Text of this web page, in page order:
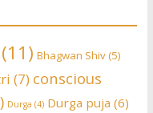
(11) Bhagwan Shiv(5)
(7) conscious
Durga (4) Durga puja (6)